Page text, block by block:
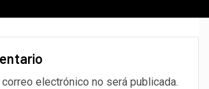
electrónico no será publicada.